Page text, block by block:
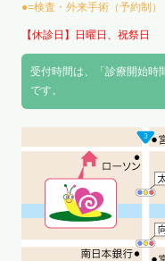
●=検査・外来手術（予約制）
【休診日】日曜日、祝祭日
受付時間は、「診療開始時
です。